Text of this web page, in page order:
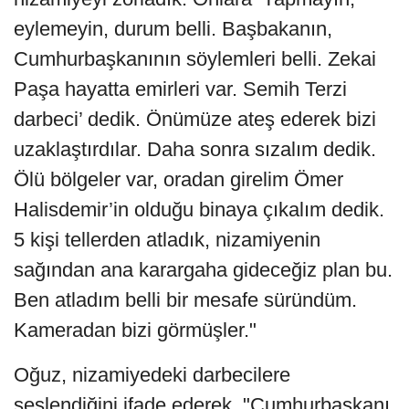
eylemeyin, durum belli. Başbakanın,
Cumhurbaşkanının söylemleri belli. Zekai
Paşa hayatta emirleri var. Semih Terzi
darbeci’ dedik. Önümüze ateş ederek bizi
uzaklaştırdılar. Daha sonra sızalım dedik.
Ölü bölgeler var, oradan girelim Ömer
Halisdemir’in olduğu binaya çıkalım dedik.
5 kişi tellerden atladık, nizamiyenin
sağından ana karargaha gideceğiz plan bu.
Ben atladım belli bir mesafe süründüm.
Kameradan bizi görmüşler."
Oğuz, nizamiyedeki darbecilere